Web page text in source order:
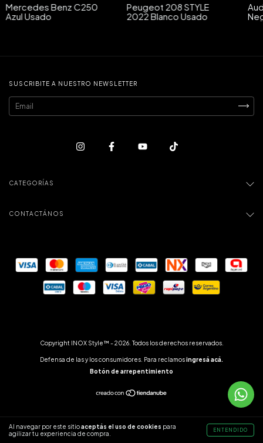
Al navegar por este sitioaceptás el uso de cookies para
agilizar tu experiencia de compra.
ENTENDIDO
Mercedes Benz C250
Azul Usado
Peugeot 208 STYLE
2022 Blanco Usado
SUSCRIBITE A NUESTRO NEWSLETTER
CATEGORÍAS
CONTACTÁNOS
Copyright INOX Style™ - 2026. Todos los derechos reservados.
Defensa de las y los consumidores. Para reclamosingresá acá.
Botón de arrepentimiento